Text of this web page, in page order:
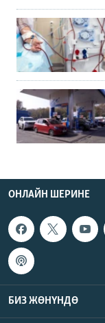
ОНЛАЙН ШЕРИНЕ
БИЗ ЖӨНҮНДӨ